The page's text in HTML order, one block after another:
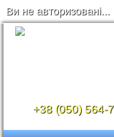
Ви не авторизовані...
+38 (050) 564-